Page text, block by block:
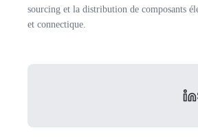
sourcing et la distribution de composants
et connectique.